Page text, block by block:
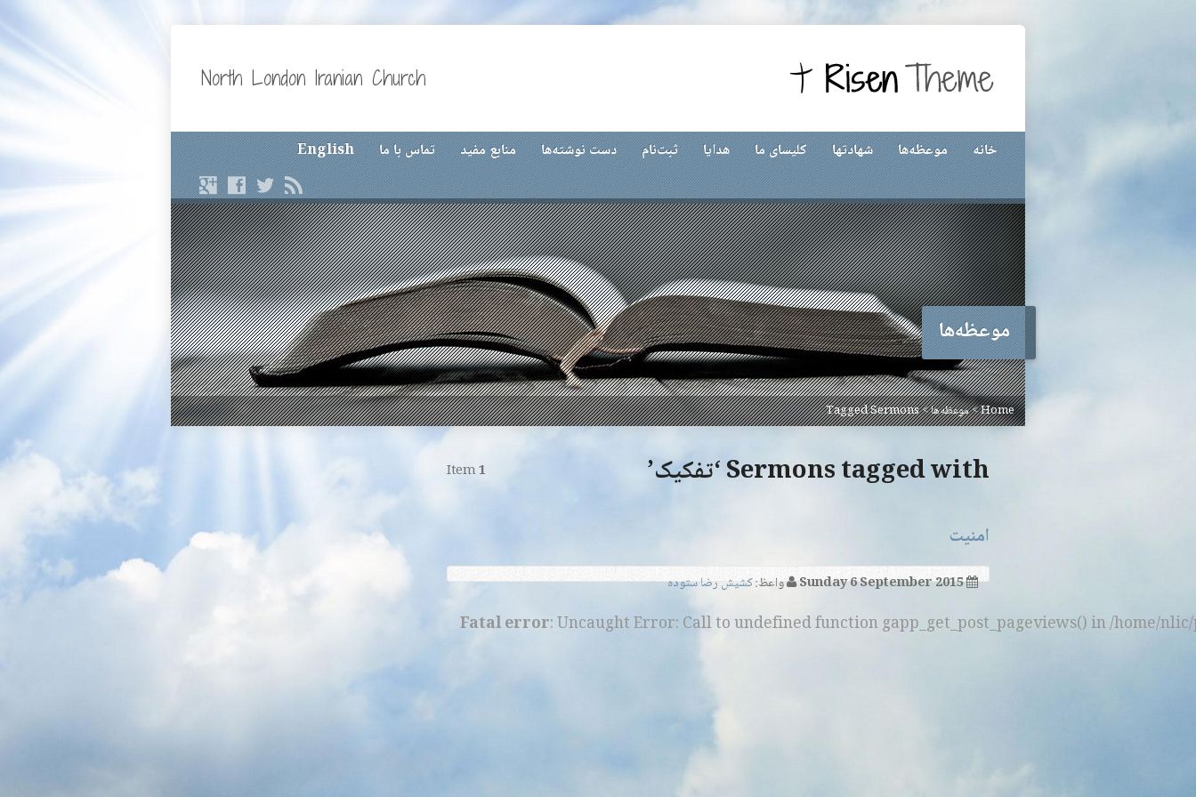
North London Iranian Church
خانه موعظه‌ها شهادتها کلیسای ما هدایا ثبت‌نام دست نوشته‌ها منابع مفید تماس با ما English
موعظه‌ها
Home
>موعظه‌ها>
Tagged Sermons
Sermons tagged with ‘تفکیک’ 1
امنیت
Sunday 6 September 2015 واعظ:کشیش رضا ستوده
Fatal error: Uncaught Error: Call to undefined function gapp_get_post_pageviews() in /